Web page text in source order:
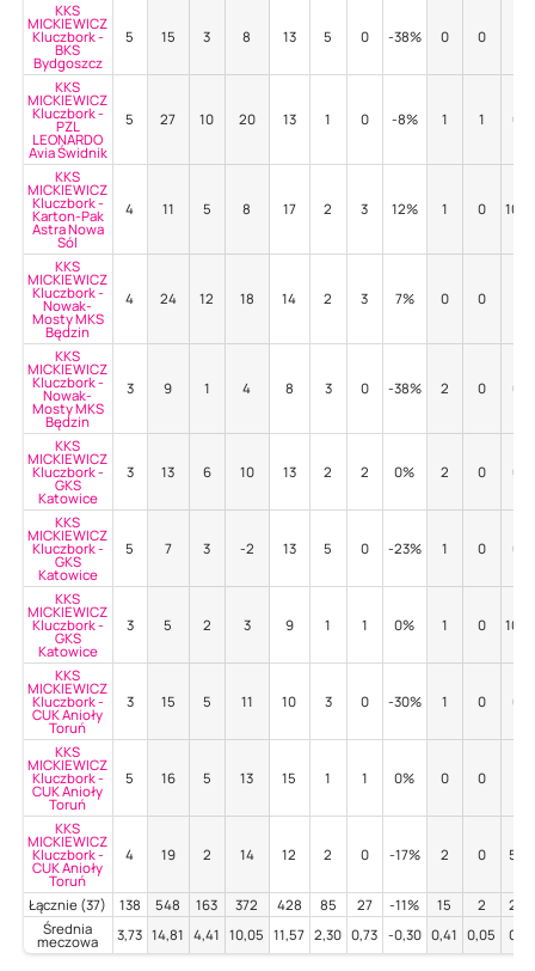
KKS
MICKIEWICZ
Kluczbork -
BKS
Bydgoszcz
5 15 3 8 13 5 0 -38% 0 0
KKS
MICKIEWICZ
Kluczbork -
PZL
LEONARDO
Avia Świdnik
5 27 10 20 13 1 0 -8% 1 1 0%
KKS
MICKIEWICZ
Kluczbork -
Karton-Pak
Astra Nowa
Sól
4 11 5 8 17 2 3 12% 1 0
KKS
MICKIEWICZ
Kluczbork -
Nowak-
Mosty MKS
Będzin
4 24 12 18 14 2 3 7% 0 0
KKS
MICKIEWICZ
Kluczbork -
Nowak-
Mosty MKS
Będzin
3 9 1 4 8 3 0 -38% 2 0 0%
KKS
MICKIEWICZ
Kluczbork -
GKS
Katowice
3 13 6 10 13 2 2 0% 2 0 0%
KKS
MICKIEWICZ
Kluczbork -
GKS
Katowice
5 7 3 -2 13 5 0 -23% 1 0 0%
KKS
MICKIEWICZ
Kluczbork -
GKS
Katowice
3 5 2 3 9 1 1 0% 1 0
KKS
MICKIEWICZ
Kluczbork -
CUK Anioły
Toruń
3 15 5 11 10 3 0 -30% 1 0 0%
KKS
MICKIEWICZ
Kluczbork -
CUK Anioły
Toruń
5 16 5 13 15 1 1 0% 0 0
KKS
MICKIEWICZ
Kluczbork -
CUK Anioły
Toruń
4 19 2 14 12 2 0 -17% 2 0
Łącznie (37) 138 548 163 372 428 85 27 -11% 15 2
Średnia
meczowa 3,73 14,81 4,41 10,05 11,57 2,30 0,73 -0,30 0,41 0,05